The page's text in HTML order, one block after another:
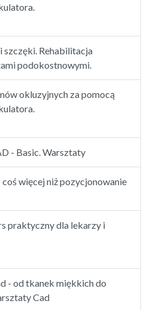
szczęki. Rehabilitacja
podokostnowymi.
okluzyjnych za pomocą
- Basic. Warsztaty
więcej niż pozycjonowanie
praktyczny dla lekarzy i
- od tkanek miękkich do
Cad